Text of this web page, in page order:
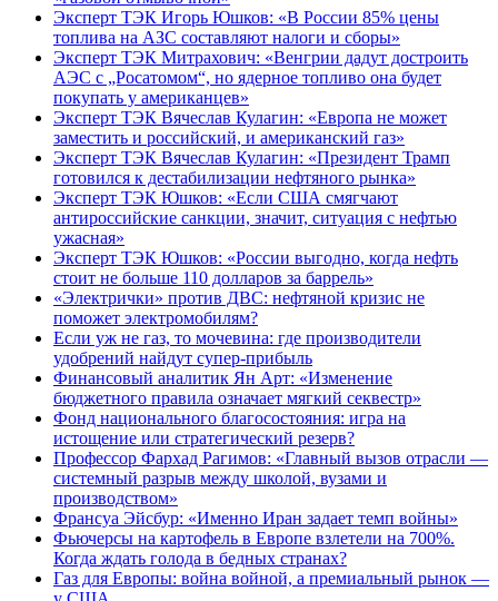
Эксперт ТЭК Игорь Юшков: «В России 85% цены
топлива на АЗС составляют налоги и сборы»
Эксперт ТЭК Митрахович: «Венгрии дадут достроить
АЭС с „Росатомом“, но ядерное топливо она будет
покупать у американцев»
Эксперт ТЭК Вячеслав Кулагин: «Европа не может
заместить и российский, и американский газ»
Эксперт ТЭК Вячеслав Кулагин: «Президент Трамп
готовился к дестабилизации нефтяного рынка»
Эксперт ТЭК Юшков: «Если США смягчают
антироссийские санкции, значит, ситуация с нефтью
ужасная»
Эксперт ТЭК Юшков: «России выгодно, когда нефть
стоит не больше 110 долларов за баррель»
«Электрички» против ДВС: нефтяной кризис не
поможет электромобилям?
Если уж не газ, то мочевина: где производители
удобрений найдут супер-прибыль
Финансовый аналитик Ян Арт: «Изменение
бюджетного правила означает мягкий секвестр»
Фонд национального благосостояния: игра на
истощение или стратегический резерв?
Профессор Фархад Рагимов: «Главный вызов отрасли —
системный разрыв между школой, вузами и
производством»
Франсуа Эйсбур: «Именно Иран задает темп войны»
Фьючерсы на картофель в Европе взлетели на 700%.
Когда ждать голода в бедных странах?
Газ для Европы: война войной, а премиальный рынок —